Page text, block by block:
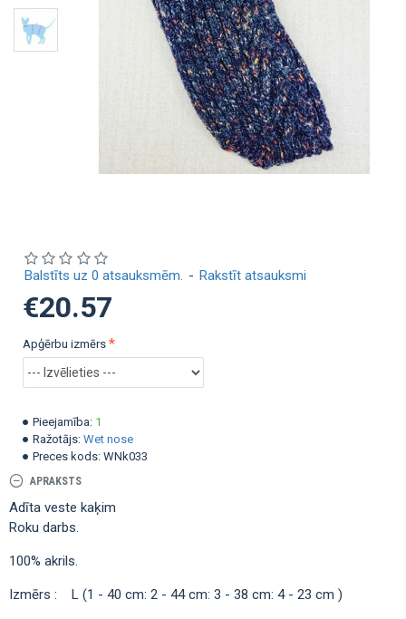
Pieejamība: 1
Ražotājs: Wet nose
Preces kods: WNk033
Balstīts uz 0 atsauksmēm. - Rakstīt atsauksmi
€20.57
Apģērbu izmērs
APRAKSTS
Adīta veste kaķim
Roku darbs.
100% akrils.
Izmērs : L (1 - 40 cm: 2 - 44 cm: 3 - 38 cm: 4 - 23 cm )